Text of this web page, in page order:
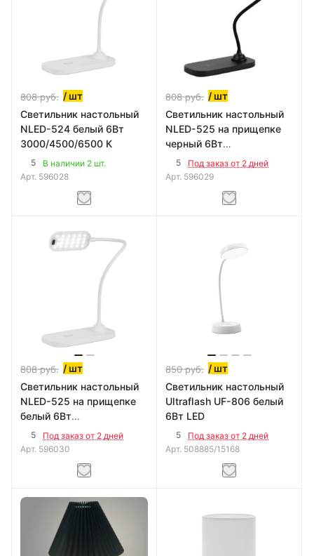
808руб. / шт
Светильник настольный
NLED-524 белый 6Вт
3000/4500/6500 К
5
В наличии 2 шт.
Арт. 596028
808руб. / шт
Светильник настольный
NLED-525 на прищепке
черный 6Вт
3000/4500/6500 К
5
Под заказ от 2 дней
Арт. 596029
808руб. / шт
Светильник настольный
NLED-525 на прищепке
белый 6Вт
3000/4500/6500 К
5
Под заказ от 2 дней
Арт. 596030
850руб. / шт
Светильник настольный
Ultraflash UF-806 белый
6Вт LED
5
Под заказ от 2 дней
Арт. 508885/15168